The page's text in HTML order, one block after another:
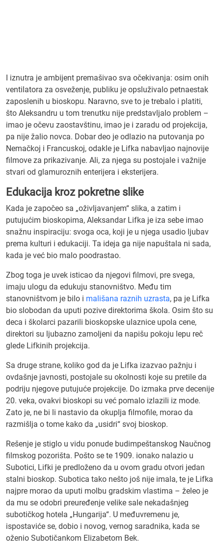
I iznutra je ambijent premašivao sva očekivanja: osim onih
ventilatora za osveženje, publiku je opsluživalo petnaestak
zaposlenih u bioskopu. Naravno, sve to je trebalo i platiti,
što Aleksandru u tom trenutku nije predstavljalo problem –
imao je očevu zaostavštinu, imao je i zaradu od projekcija,
pa nije žalio novca. Dobar deo je odlazio na putovanja po
Nemačkoj i Francuskoj, odakle je Lifka nabavljao najnovije
filmove za prikazivanje. Ali, za njega su postojale i važnije
stvari od glamuroznih enterijera i eksterijera.
Edukacija kroz pokretne slike
Kada je započeo sa „oživljavanjem“ slika, a zatim i
putujućim bioskopima, Aleksandar Lifka je iza sebe imao
snažnu inspiraciju: svoga oca, koji je u njega usadio ljubav
prema kulturi i edukaciji. Ta ideja ga nije napuštala ni sada,
kada je već bio malo poodrastao.
Zbog toga je uvek isticao da njegovi filmovi, pre svega,
imaju ulogu da edukuju stanovništvo. Među tim
stanovništvom je bilo i mališana raznih uzrasta, pa je Lifka
bio slobodan da uputi pozive direktorima škola. Osim što su
deca i školarci pazarili bioskopske ulaznice upola cene,
direktori su ljubazno zamoljeni da napišu pokoju lepu reč
glede Lifkinih projekcija.
Sa druge strane, koliko god da je Lifka izazvao pažnju i
ovdašnje javnosti, postojale su okolnosti koje su pretile da
podriju njegove putujuće projekcije. Do izmaka prve decenije
20. veka, ovakvi bioskopi su već pomalo izlazili iz mode.
Zato je, ne bi li nastavio da okuplja filmofile, morao da
razmišlja o tome kako da „usidri“ svoj bioskop.
Rešenje je stiglo u vidu ponude budimpeštanskog Naučnog
filmskog pozorišta. Pošto se te 1909. ionako nalazio u
Subotici, Lifki je predloženo da u ovom gradu otvori jedan
stalni bioskop. Subotica tako nešto još nije imala, te je Lifka
najpre morao da uputi molbu gradskim vlastima – želeo je
da mu se odobri preuređenje velike sale nekadašnjeg
subotičkog hotela „Hungarija“. U međuvremenu je,
ispostaviće se, dobio i novog, vernog saradnika, kada se
oženio Subotičankom Elizabetom Bek.